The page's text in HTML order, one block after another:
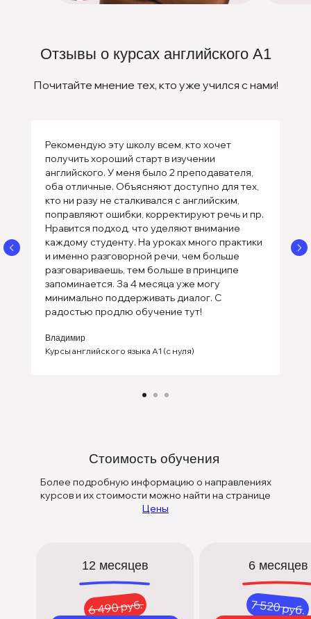
Отзывы о курсах английского А1
Почитайте мнение тех, кто уже учился с нами!
Рекомендую эту школу всем, кто хочет
получить хороший старт в изучении
английского. У меня было 2 преподавателя,
оба отличные. Объясняют доступно для тех,
кто ни разу не сталкивался с английским,
поправляют ошибки, корректируют речь и пр.
Нравится подход, что уделяют внимание
каждому студенту. На уроках много практики
и именно разговорной речи, чем больше
разговариваешь, тем больше в принципе
запоминается. За 4 месяца уже могу
минимально поддерживать диалог. С
радостью продлю обучение тут!
Владимир
Курсы английского языка А1 (с нуля)
Стоимость обучения
Более подробную информацию о направлениях
курсов и их стоимости можно найти на странице
Цены
7 520 руб.
6 490 руб.
6 месяцев
12 месяцев
Школа английского языка Urban
р/с 40802810438000514421, ПАО
30101810400000000225,
БИК 044525225.
Политика конфиденциальности
Главная
Онлайн-платформа ULC
О школе
Онлайн-тест
Акция
Цены
Оплата
Контакты
г. Москва, ул. Чаянова 12